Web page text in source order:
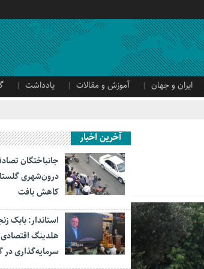
ایران و جهان آموزش و مقالات یادداشت
آخرین اخبار
جانباختگان
کاهش یافت
هلدینگ اقتصادی
سرمایه‌گذاری